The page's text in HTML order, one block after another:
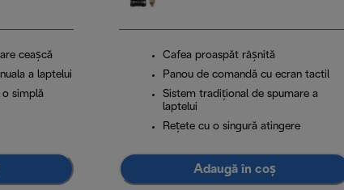
ceașcă
a laptelui
simplă
Cafea proaspăt râșnită
Panou de comandă cu ecran tactil
Sistem tradițional de spumare a
laptelui
Rețete cu o singură atingere
Adaugă în coș